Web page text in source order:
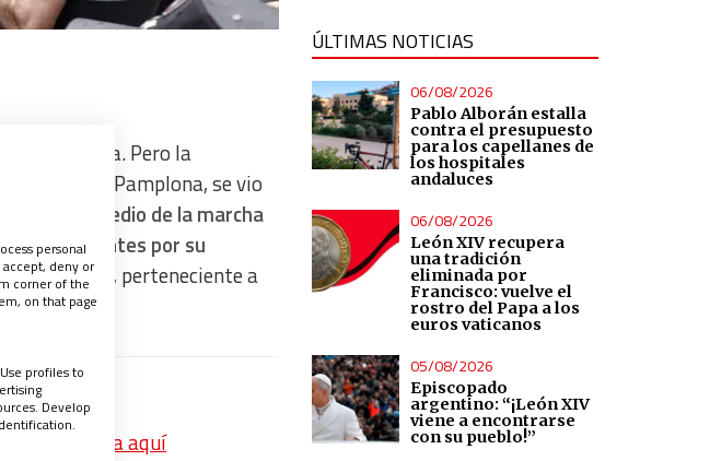
de alegría. Pero la
Fermín en Pamplona, se vio
en medio de la marcha
presentes por su
Maya, perteneciente a
Pincha aquí
ÚLTIMAS NOTICIAS
06/08/2026
Pablo Alborán estalla
contra el presupuesto
para los capellanes de
los hospitales
andaluces
06/08/2026
León XIV recupera
una tradición
eliminada por
Francisco: vuelve el
rostro del Papa a los
euros vaticanos
05/08/2026
Episcopado
argentino: “¡León XIV
viene a encontrarse
con su pueblo!”
personal
deny or
corner of the
on that page
profiles to
Develop